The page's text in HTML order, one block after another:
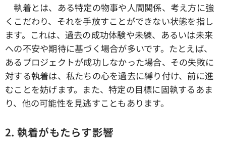
執着とは、ある特定の物事や人間関係、考え方に強
くこだわり、それを手放すことができない状態を指し
ます。これは、過去の成功体験や未練、あるいは未来
への不安や期待に基づく場合が多いです。たとえば、
あるプロジェクトが成功しなかった場合、その失敗に
対する執着は、私たちの心を過去に縛り付け、前に進
むことを妨げます。また、特定の目標に固執するあま
り、他の可能性を見逃すこともあります。
2. 執着がもたらす影響